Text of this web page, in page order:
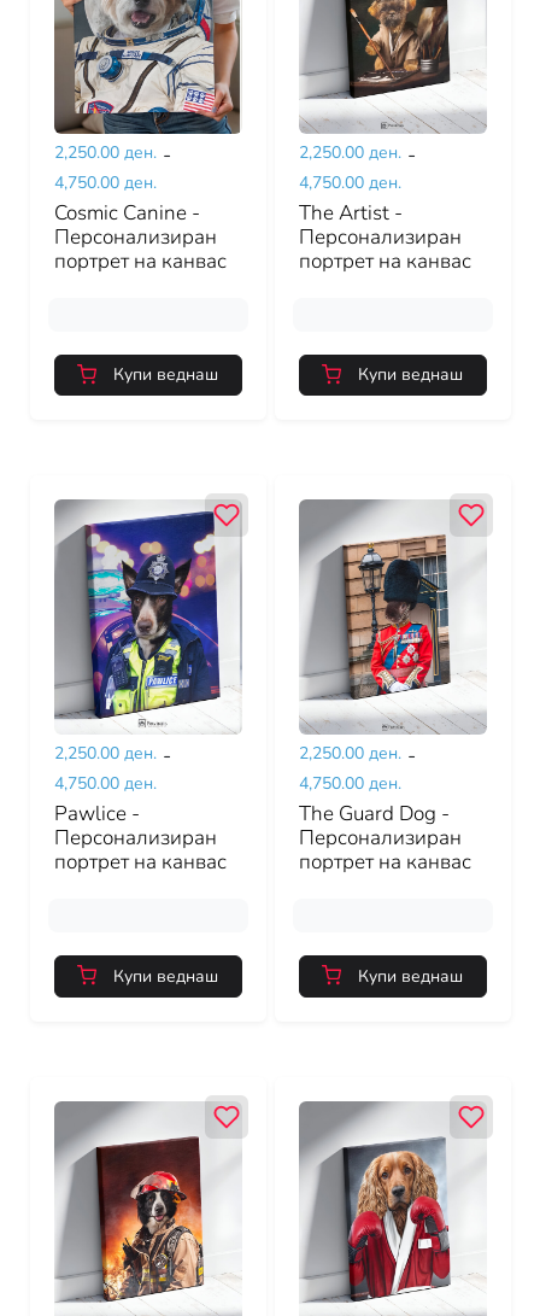
2,250.00 ден. -
4,750.00 ден.
Cosmic Canine -
Персонализиран
портрет на канвас
Купи веднаш
2,250.00 ден. -
4,750.00 ден.
The Artist -
Персонализиран
портрет на канвас
Купи веднаш
2,250.00 ден. -
4,750.00 ден.
Pawlice -
Персонализиран
портрет на канвас
Купи веднаш
2,250.00 ден. -
4,750.00 ден.
The Guard Dog -
Персонализиран
портрет на канвас
Купи веднаш